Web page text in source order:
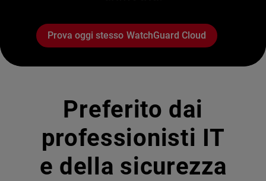
Prova oggi stesso WatchGuard Cloud
Preferito dai
professionisti IT
e della sicurezza